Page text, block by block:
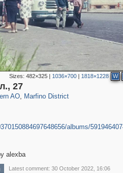
Sizes:482×325 | 1036×700 | 1818×1228 W
27
AO, Marfino District
250
albums/
alexba
Latest comment: 30 October 2022, 16:06